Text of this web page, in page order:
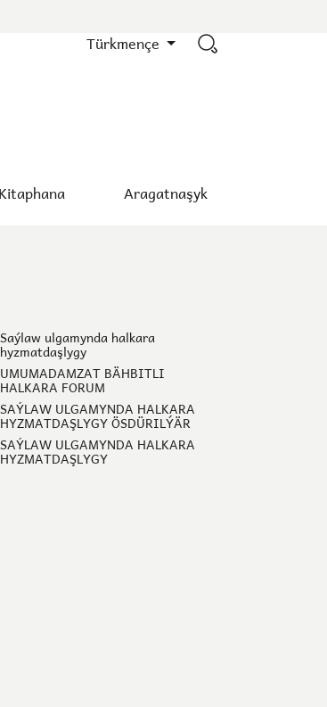
Türkmençe
Kitaphana Aragatnaşyk
Saýlaw ulgamynda halkara
hyzmatdaşlygy
UMUMADAMZAT BÄHBITLI
HALKARA FORUM
SAÝLAW ULGAMYNDA HALKARA
HYZMATDAŞLYGY ÖSDÜRILÝÄR
SAÝLAW ULGAMYNDA HALKARA
HYZMATDAŞLYGY